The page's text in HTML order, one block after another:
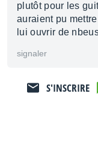
plutôt pour les
auraient pu
lui ouvrir de
signaler
S'INSCRIRE